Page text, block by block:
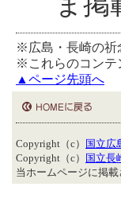
※広島・長崎の祈
※これらのコンテ
▲ページ先頭へ
Copyright（c）
国立広
Copyright（c）
国立長
当ホームページに掲